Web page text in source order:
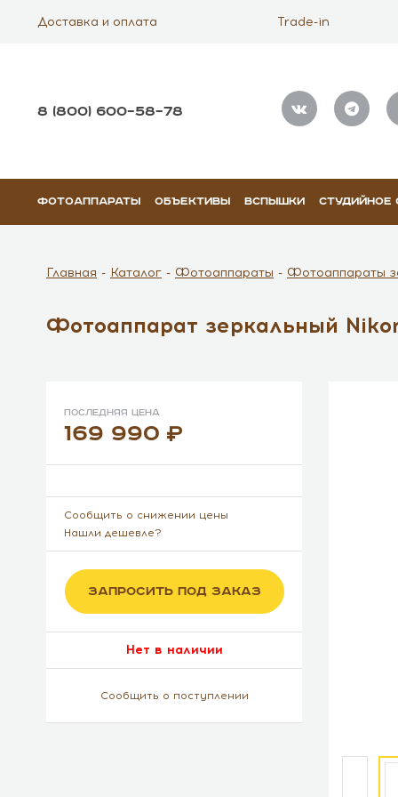
Доставка и оплата Trade-in
8 (800) 600–58–78
ФОТОАППАРАТЫ ОБЪЕКТИВЫ ВСПЫШКИ СТУДИЙНОЕ
Главная Каталог Фотоаппараты Фотоаппараты
Фотоаппарат зеркальный
Последняя цена
169 990
Сообщить о снижении цены
Нашли дешевле?
ЗАПРОСИТЬ ПОД ЗАКАЗ
Нет в наличии
Сообщить о поступлении